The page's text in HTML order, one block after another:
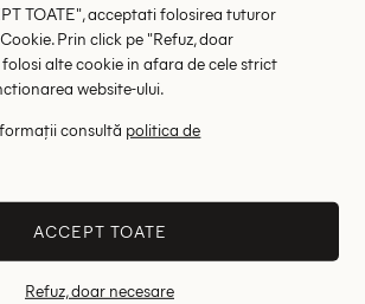
lei
L
Bluza Bershka, portocaliu
RRP: 129.00 lei
M
TOATE", acceptati folosirea tuturor
Prin click pe "Refuz, doar
folosi alte cookie in afara de cele strict
website-ului.
consultă politica de
ACCEPT TOATE
Refuz, doar necesare